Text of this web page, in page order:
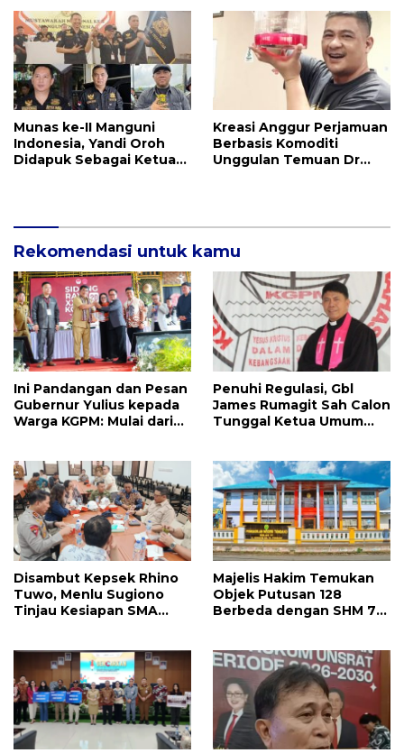
Munas ke-II Manguni
Indonesia, Yandi Oroh
Didapuk Sebagai Ketua
Kreasi Anggur Perjamuan
Berbasis Komoditi
Unggulan Temuan Dr
Panjang
Rekomendasi untuk kamu
Ini Pandangan dan Pesan
Gubernur Yulius kepada
Warga KGPM: Mulai dari
Penuhi Regulasi, Gbl
James Rumagit Sah Calon
Tunggal Ketua Umum
Disambut Kepsek Rhino
Tuwo, Menlu Sugiono
Tinjau Kesiapan SMA
Arahannya
Majelis Hakim Temukan
Objek Putusan 128
Berbeda dengan SHM 79,
Tondano